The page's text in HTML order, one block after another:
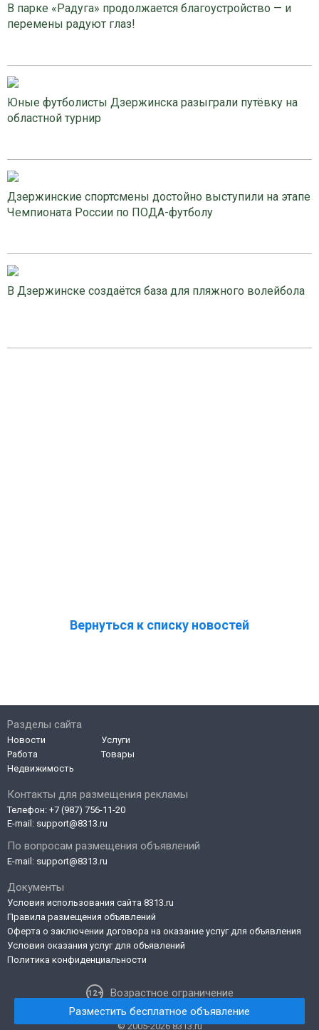
В парке «Радуга» продолжается благоустройство — и
перемены радуют глаз!
Юные футболисты Дзержинска разыграли путёвку на
областной турнир
Дзержинские спортсмены достойно выступили на этапе
Чемпионата России по ПОДА-футболу
В Дзержинске создаётся база для пляжного волейбола
Вернуться к списку новостей
Контакты для размещения рекламы
Телефон: +7 (987) 756-11-20
E-mail: support@8313.ru
По вопросам размещения объявлений
E-mail: support@8313.ru
Документы
Условия использования сайта 8313.ru
Правила размещения объявлений
Оферта о заключении договора на оказание услуг для объявления
Условия оказания услуг для объявлений
Политика конфиденциальности
Возрастное ограничение
Разделы сайта
Новости
Работа
Недвижимость
Услуги
Товары
© 2005-2026 8313.ru
Разместить бесплатное объявление